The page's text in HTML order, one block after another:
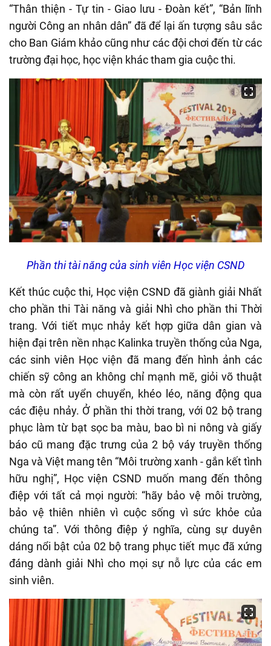
“Thân thiện - Tự tin - Giao lưu - Đoàn kết”, “Bản lĩnh
người Công an nhân dân” đã để lại ấn tượng sâu sắc
cho Ban Giám khảo cũng như các đội chơi đến từ các
trường đại học, học viện khác tham gia cuộc thi.
Phần thi tài năng của sinh viên Học viện CSND
Kết thúc cuộc thi, Học viện CSND đã giành giải Nhất
cho phần thi Tài năng và giải Nhì cho phần thi Thời
trang. Với tiết mục nhảy kết hợp giữa dân gian và
hiện đại trên nền nhạc Kalinka truyền thống của Nga,
các sinh viên Học viện đã mang đến hình ảnh các
chiến sỹ công an không chỉ mạnh mẽ, giỏi võ thuật
mà còn rất uyển chuyển, khéo léo, năng động qua
các điệu nhảy. Ở phần thi thời trang, với 02 bộ trang
phục làm từ bạt sọc ba màu, bao bì ni nông và giấy
báo cũ mang đặc trưng của 2 bộ váy truyền thống
Nga và Việt mang tên “Môi trường xanh - gắn kết tình
hữu nghị”, Học viện CSND muốn mang đến thông
điệp với tất cả mọi người: “hãy bảo vệ môi trường,
bảo vệ thiên nhiên vì cuộc sống vì sức khỏe của
chúng ta”. Với thông điệp ý nghĩa, cùng sự duyên
dáng nổi bật của 02 bộ trang phục tiết mục đã xứng
đáng dành giải Nhì cho mọi sự nỗ lực của các em
sinh viên.